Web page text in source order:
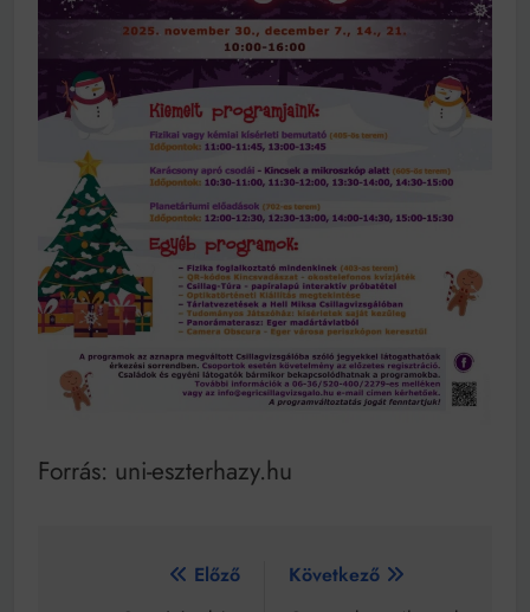
Forrás: uni-eszterhazy.hu
BejegyzésElőző
Következő